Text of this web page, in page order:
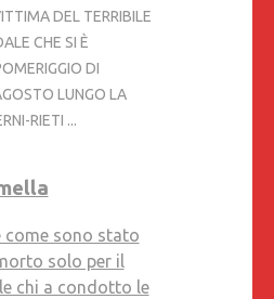
DEL TERRIBILE
CHE SI È
DI
LUNGO LA
RIETI ...
come sono stato
solo per il
chi a condotto le